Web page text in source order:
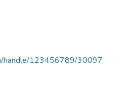
handle/123456789/30097